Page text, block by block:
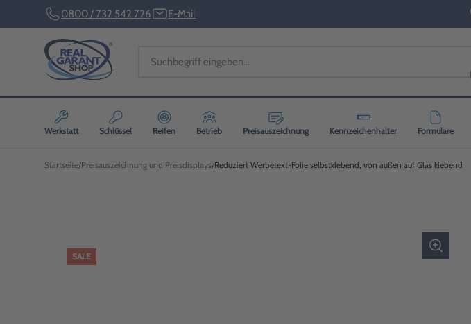
0800 / 732 542 726 E-Mail
Werkstatt Schlüssel Reifen Betrieb Preisauszeichnung Kennzeichenhalter Formulare
Startseite Preisauszeichnung und Preisdisplays Reduziert Werbetext-Folie selbstklebend, von außen auf Glas klebend
SALE